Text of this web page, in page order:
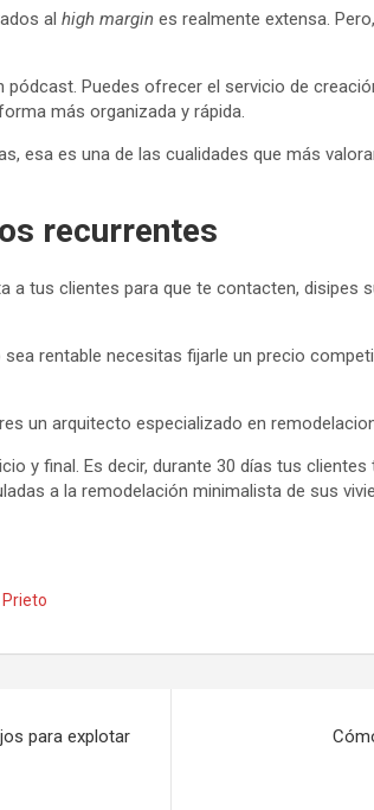
al high margin es realmente extensa.
pódcast. Puedes ofrecer el servicio de
más organizada y rápida.
esa es una de las cualidades que más
recurrentes
a tus clientes para que te contacten, disipes
rentable necesitas fijarle un precio
un arquitecto especializado en
y final. Es decir, durante 30 días tus
a la remodelación minimalista de sus
para explotar